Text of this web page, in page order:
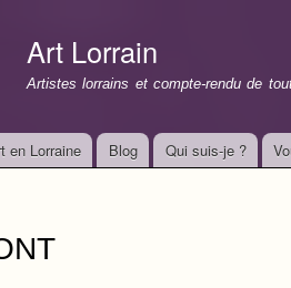
Art Lorrain
Artistes lorrains et compte-rendu de
en Lorraine Blog Qui suis-je ?